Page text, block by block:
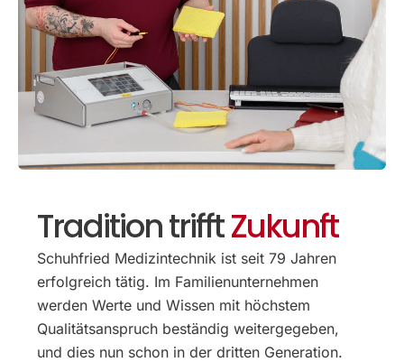
Tradition trifftZukunft
Schuhfried Medizintechnik ist seit 79 Jahren
erfolgreich tätig. Im Familien­unternehmen
werden Werte und Wissen mit höchstem
Qualitäts­anspruch beständig weitergegeben,
und dies nun schon in der dritten Generation.